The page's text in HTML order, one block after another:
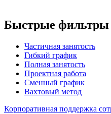
Быстрые фильтры
Частичная занятость
Гибкий график
Полная занятость
Проектная работа
Сменный график
Вахтовый метод
Корпоративная поддержка